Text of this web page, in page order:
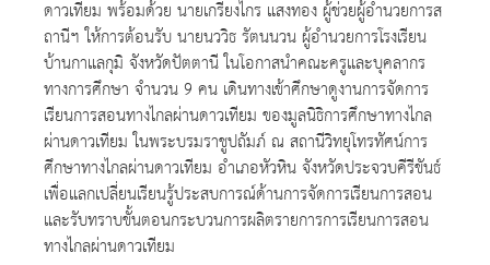
ดาวเทียม พร้อมด้วย นายเกรียงไกร แสงทอง ผู้ช่วยผู้อำนวยการส
ถานีฯ ให้การต้อนรับ นายนววิธ รัตนนวน ผู้อำนวยการโรงเรียน
บ้านกาแลกุมิ จังหวัดปัตตานี ในโอกาสนำคณะครูและบุคลากร
ทางการศึกษา จำนวน 9 คน เดินทางเข้าศึกษาดูงานการจัดการ
เรียนการสอนทางไกลผ่านดาวเทียม ของมูลนิธิการศึกษาทางไกล
ผ่านดาวเทียม ในพระบรมราชูปถัมภ์ ณ สถานีวิทยุโทรทัศน์การ
ศึกษาทางไกลผ่านดาวเทียม อำเภอหัวหิน จังหวัดประจวบคีรีขันธ์
เพื่อแลกเปลี่ยนเรียนรู้ประสบการณ์ด้านการจัดการเรียนการสอน
และรับทราบขั้นตอนกระบวนการผลิตรายการการเรียนการสอน
ทางไกลผ่านดาวเทียม